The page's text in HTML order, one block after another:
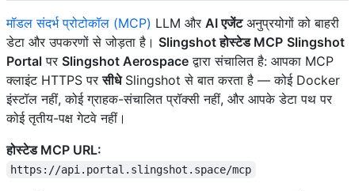
मॉडल संदर्भ प्रोटोकॉल (MCP) LLM और AI एजेंटअनुप्रयोगों को बाहरी
डेटा और उपकरणों से जोड़ता है। Slingshot होस्टेड MCP Slingshot
Portal पर Slingshot Aerospace द्वारा संचालित है: आपका MCP
क्लाइंट HTTPS परसीधेSlingshot से बात करता है — कोई Docker
इंस्टॉल नहीं, कोई ग्राहक-संचालित प्रॉक्सी नहीं, और आपके डेटा पथ पर
कोई तृतीय-पक्ष गेटवे नहीं।
होस्टेड MCP URL:
https://api.portal.slingshot.space/mcp